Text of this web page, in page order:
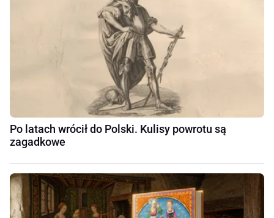
Po latach wrócił do Polski. Kulisy powrotu są
zagadkowe